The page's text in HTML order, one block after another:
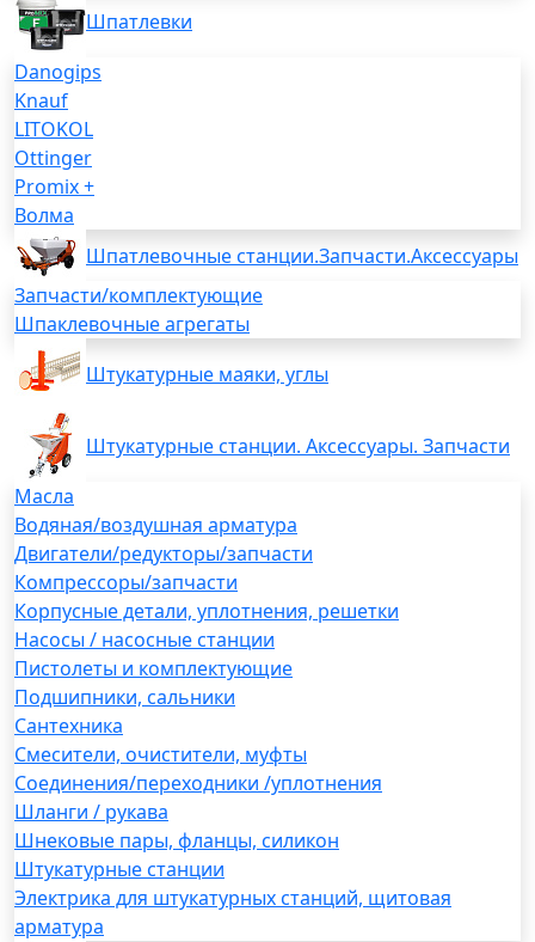
Шпатлевки
Danogips
Knauf
LITOKOL
Ottinger
Promix +
Волма
Шпатлевочные станции.Запчасти.Аксессуары
Запчасти/комплектующие
Шпаклевочные агрегаты
Штукатурные маяки, углы
Штукатурные станции. Аксессуары. Запчасти
Масла
Водяная/воздушная арматура
Двигатели/редукторы/запчасти
Компрессоры/запчасти
Корпусные детали, уплотнения, решетки
Насосы / насосные станции
Пистолеты и комплектующие
Подшипники, сальники
Сантехника
Смесители, очистители, муфты
Соединения/переходники /уплотнения
Шланги / рукава
Шнековые пары, фланцы, силикон
Штукатурные станции
Электрика для штукатурных станций, щитовая
арматура